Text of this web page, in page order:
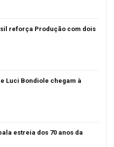
reforça Produção com dois
Luci Bondiole chegam à
estreia dos 70 anos da